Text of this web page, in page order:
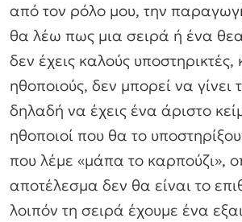
από τον ρόλο μου, την
θα λέω πως μια σειρά ή ένα
δεν έχεις καλούς υποστηρικτές,
ηθοποιούς, δεν μπορεί να γίνει
δηλαδή να έχεις ένα άριστο
ηθοποιοί που θα το
που λέμε «μάπα το καρπούζι»,
αποτέλεσμα δεν θα είναι το
λοιπόν τη σειρά έχουμε ένα